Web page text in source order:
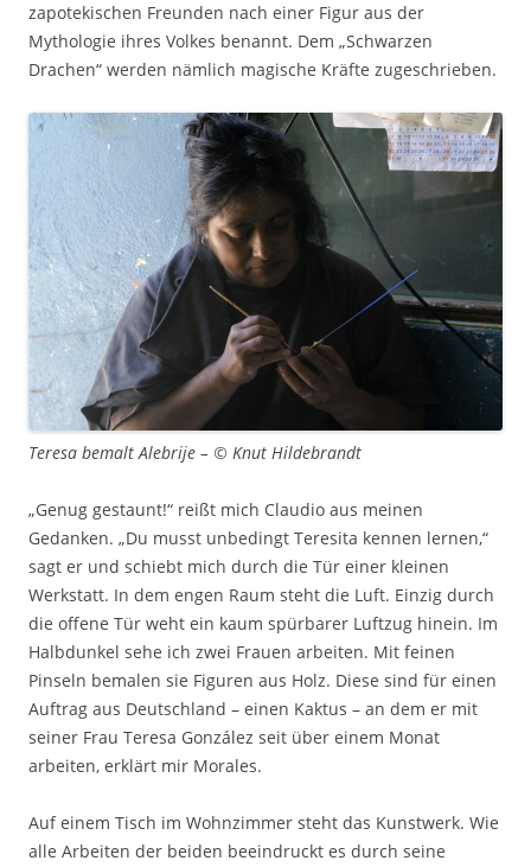
zapotekischen Freunden nach einer Figur aus der
Mythologie ihres Volkes benannt. Dem „Schwarzen
Drachen“ werden nämlich magische Kräfte zugeschrieben.
Teresa bemalt Alebrije – © Knut Hildebrandt
„Genug gestaunt!“ reißt mich Claudio aus meinen
Gedanken. „Du musst unbedingt Teresita kennen lernen,“
sagt er und schiebt mich durch die Tür einer kleinen
Werkstatt. In dem engen Raum steht die Luft. Einzig durch
die offene Tür weht ein kaum spürbarer Luftzug hinein. Im
Halbdunkel sehe ich zwei Frauen arbeiten. Mit feinen
Pinseln bemalen sie Figuren aus Holz. Diese sind für einen
Auftrag aus Deutschland – einen Kaktus – an dem er mit
seiner Frau Teresa González seit über einem Monat
arbeiten, erklärt mir Morales.
Auf einem Tisch im Wohnzimmer steht das Kunstwerk. Wie
alle Arbeiten der beiden beeindruckt es durch seine